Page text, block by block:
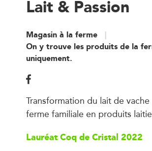
Lait & Passion
Magasin à la ferme
On y trouve les produits de la
uniquement.
Transformation du lait de
ferme familiale en produits
Lauréat Coq de Cristal 2022